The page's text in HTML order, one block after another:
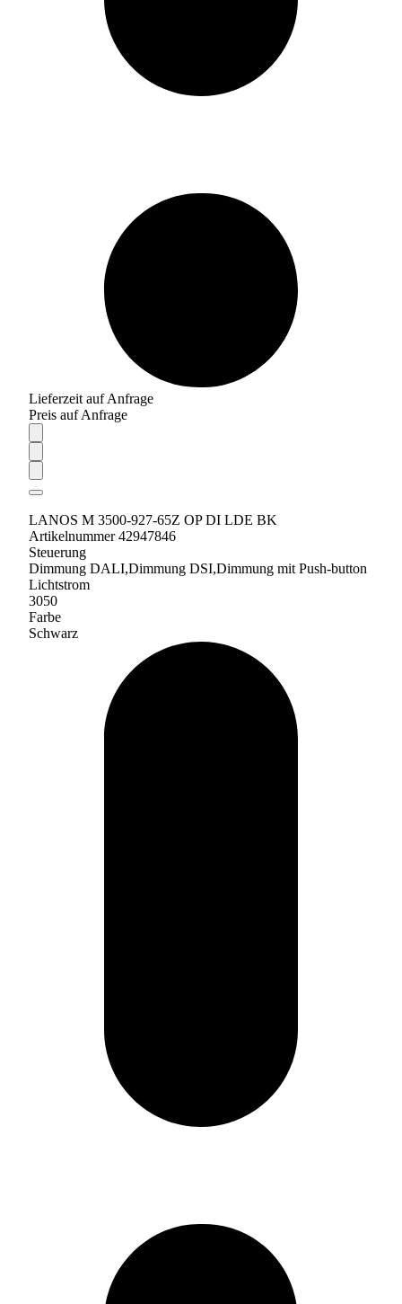
Lieferzeit auf Anfrage
Preis auf Anfrage
LANOS M 3500-927-65Z OP DI LDE BK
Artikelnummer 42947846
Steuerung
Dimmung DALI,Dimmung DSI,Dimmung mit Push-button
Lichtstrom
3050
Farbe
Schwarz